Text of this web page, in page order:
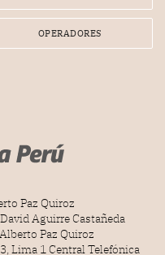
OPERADORES
Paz Quiroz
Aguirre Castañeda
Paz Quiroz
Lima 1 Central Telefónica